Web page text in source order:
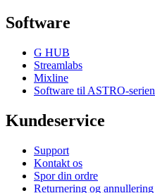
Software
G HUB
Streamlabs
Mixline
Software til ASTRO-serien
Kundeservice
Support
Kontakt os
Spor din ordre
Returnering og annullering